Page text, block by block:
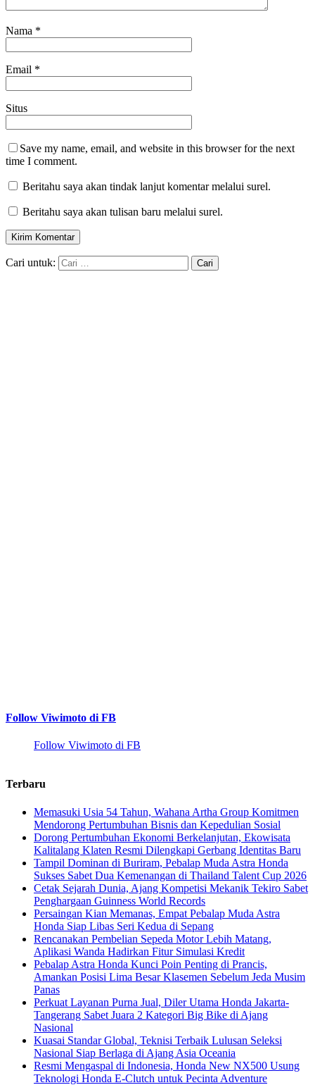
Nama *
Email *
Situs
Save my name, email, and website in this browser for the next
time I comment.
Beritahu saya akan tindak lanjut komentar melalui surel.
Beritahu saya akan tulisan baru melalui surel.
Cari untuk:
Follow Viwimoto di FB
Follow Viwimoto di FB
Terbaru
Memasuki Usia 54 Tahun, Wahana Artha Group Komitmen
Mendorong Pertumbuhan Bisnis dan Kepedulian Sosial
Dorong Pertumbuhan Ekonomi Berkelanjutan, Ekowisata
Kalitalang Klaten Resmi Dilengkapi Gerbang Identitas Baru
Tampil Dominan di Buriram, Pebalap Muda Astra Honda
Sukses Sabet Dua Kemenangan di Thailand Talent Cup 2026
Cetak Sejarah Dunia, Ajang Kompetisi Mekanik Tekiro Sabet
Penghargaan Guinness World Records
Persaingan Kian Memanas, Empat Pebalap Muda Astra
Honda Siap Libas Seri Kedua di Sepang
Rencanakan Pembelian Sepeda Motor Lebih Matang,
Aplikasi Wanda Hadirkan Fitur Simulasi Kredit
Pebalap Astra Honda Kunci Poin Penting di Prancis,
Amankan Posisi Lima Besar Klasemen Sebelum Jeda Musim
Panas
Perkuat Layanan Purna Jual, Diler Utama Honda Jakarta-
Tangerang Sabet Juara 2 Kategori Big Bike di Ajang
Nasional
Kuasai Standar Global, Teknisi Terbaik Lulusan Seleksi
Nasional Siap Berlaga di Ajang Asia Oceania
Resmi Mengaspal di Indonesia, Honda New NX500 Usung
Teknologi Honda E-Clutch untuk Pecinta Adventure